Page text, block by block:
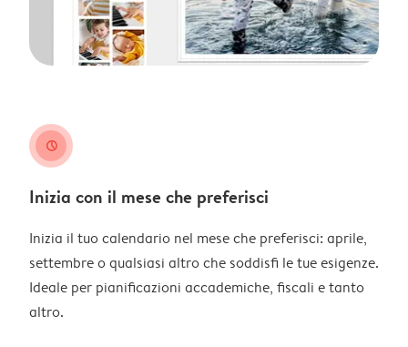
clock
Inizia con il mese che preferisci
Inizia il tuo calendario nel mese che preferisci: aprile,
settembre o qualsiasi altro che soddisfi le tue esigenze.
Ideale per pianificazioni accademiche, fiscali e tanto
altro.